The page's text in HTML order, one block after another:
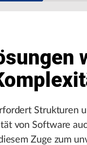
Strukturen
von Software
Zuge zum